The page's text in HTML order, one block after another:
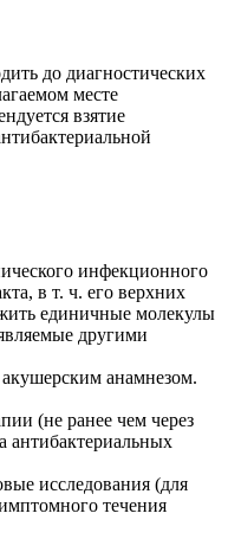
до диагностических
месте
взятие
инфекционного
в т. ч. его верхних
единичные молекулы
другими
анамнезом.
(не ранее чем через
антибактериальных
исследования (для
течения